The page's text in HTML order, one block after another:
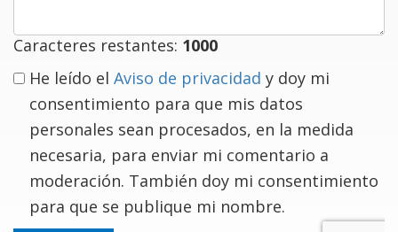
Caracteres restantes: 1000
He leído el Aviso de privacidad y doy mi
consentimiento para que mis datos
personales sean procesados, en la medida
necesaria, para enviar mi comentario a
moderación. También doy mi consentimiento
para que se publique mi nombre.